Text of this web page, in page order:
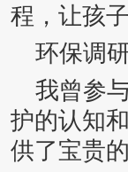
程，让孩
环保调
我曾参
护的认知
供了宝贵的